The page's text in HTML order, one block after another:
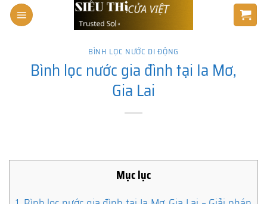
Skip
BÌNH LỌC NƯỚC DI ĐỘNG
Bình lọc nước gia đình tại Ia Mơ,
Gia Lai
Mục lục